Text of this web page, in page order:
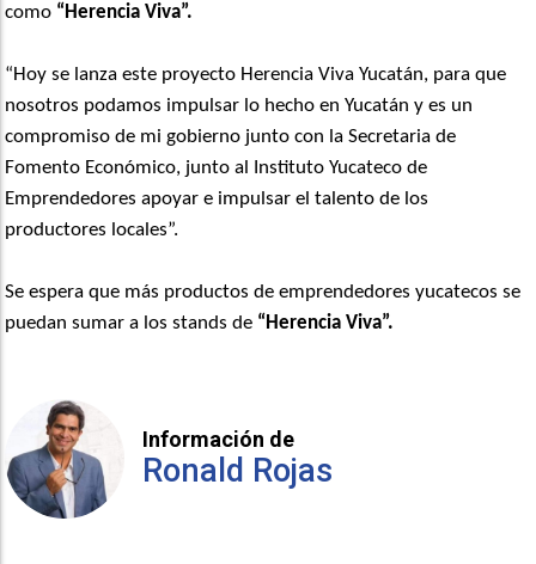
como “Herencia Viva”.
“Hoy se lanza este proyecto Herencia Viva Yucatán, para que
nosotros podamos impulsar lo hecho en Yucatán y es un
compromiso de mi gobierno junto con la Secretaria de
Fomento Económico, junto al Instituto Yucateco de
Emprendedores apoyar e impulsar el talento de los
productores locales”.
Se espera que más productos de emprendedores yucatecos se
puedan sumar a los stands de “Herencia Viva”.
Información de
Ronald Rojas